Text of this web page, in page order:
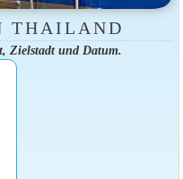
THAILAND
Zielstadt und Datum.